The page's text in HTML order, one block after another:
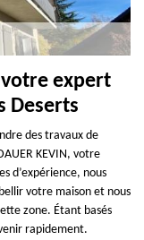
votre expert
Deserts
des travaux de
KEVIN, votre
d’expérience, nous
votre maison et nous
zone. Étant basés
rapidement.